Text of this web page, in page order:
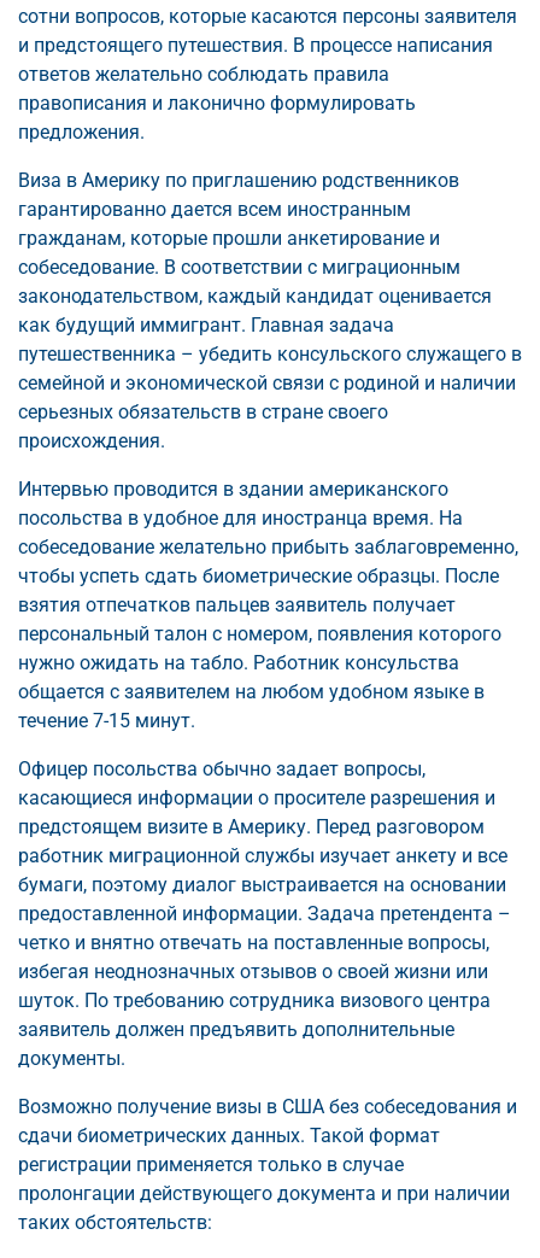
сотни вопросов, которые касаются персоны заявителя
и предстоящего путешествия. В процессе написания
ответов желательно соблюдать правила
правописания и лаконично формулировать
предложения.
Виза в Америку по приглашению родственников
гарантированно дается всем иностранным
гражданам, которые прошли анкетирование и
собеседование. В соответствии с миграционным
законодательством, каждый кандидат оценивается
как будущий иммигрант. Главная задача
путешественника – убедить консульского служащего в
семейной и экономической связи с родиной и наличии
серьезных обязательств в стране своего
происхождения.
Интервью проводится в здании американского
посольства в удобное для иностранца время. На
собеседование желательно прибыть заблаговременно,
чтобы успеть сдать биометрические образцы. После
взятия отпечатков пальцев заявитель получает
персональный талон с номером, появления которого
нужно ожидать на табло. Работник консульства
общается с заявителем на любом удобном языке в
течение 7-15 минут.
Офицер посольства обычно задает вопросы,
касающиеся информации о просителе разрешения и
предстоящем визите в Америку. Перед разговором
работник миграционной службы изучает анкету и все
бумаги, поэтому диалог выстраивается на основании
предоставленной информации. Задача претендента –
четко и внятно отвечать на поставленные вопросы,
избегая неоднозначных отзывов о своей жизни или
шуток. По требованию сотрудника визового центра
заявитель должен предъявить дополнительные
документы.
Возможно получение визы в США без собеседования и
сдачи биометрических данных. Такой формат
регистрации применяется только в случае
пролонгации действующего документа и при наличии
таких обстоятельств: